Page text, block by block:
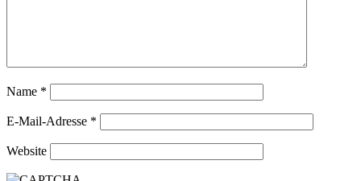
Name *
E-Mail-Adresse *
Website